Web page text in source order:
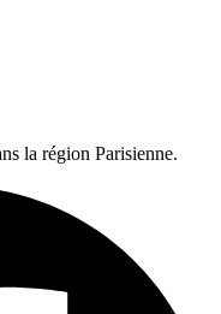
la région Parisienne.